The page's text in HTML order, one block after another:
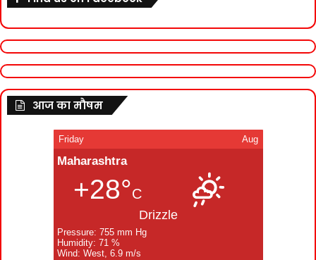
आज का मौषम
Friday Aug
Maharashtra
+28°C
Drizzle
Pressure: 755 mm Hg
Humidity: 71 %
Wind: West, 6.9 m/s